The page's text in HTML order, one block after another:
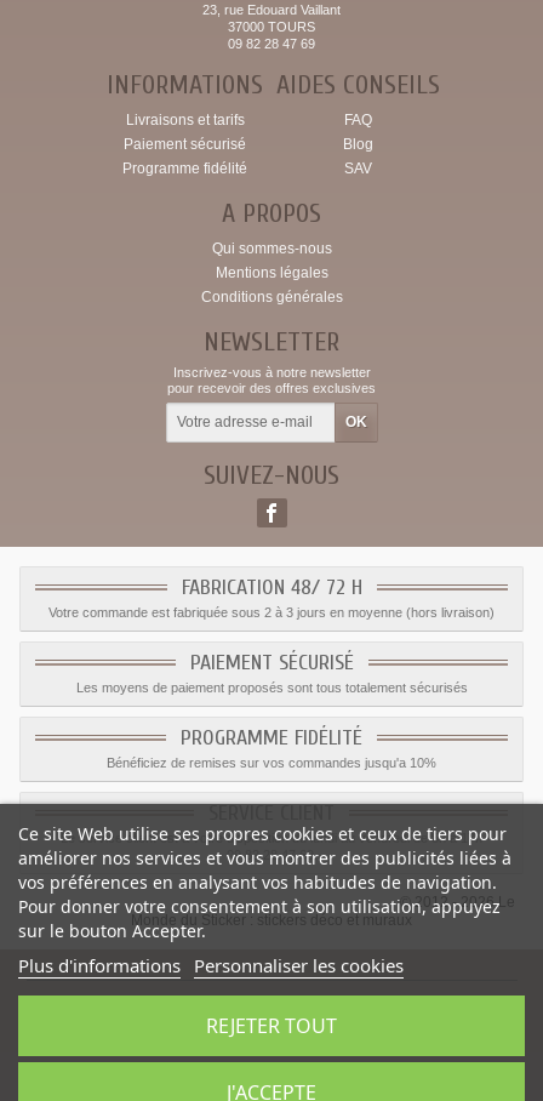
23, rue Edouard Vaillant
37000 TOURS
09 82 28 47 69
INFORMATIONS
Livraisons et tarifs
Paiement sécurisé
Programme fidélité
AIDES CONSEILS
FAQ
Blog
SAV
A PROPOS
Qui sommes-nous
Mentions légales
Conditions générales
NEWSLETTER
Inscrivez-vous à notre newsletter
pour recevoir des offres exclusives
SUIVEZ-NOUS
FABRICATION 48/ 72 H
Votre commande est fabriquée sous 2 à 3 jours en moyenne (hors livraison)
PAIEMENT SÉCURISÉ
Les moyens de paiement proposés sont tous totalement sécurisés
PROGRAMME FIDÉLITÉ
Bénéficiez de remises sur vos commandes jusqu'a 10%
Le service client est a votre disposition du lundi au vendredi de 8h à 17h
09.82.28.47.69.
© 2012 - 2026 Le
Monde du Sticker :
stickers déco et muraux
Catégorie:Stickers Sports
Ce site Web utilise ses propres cookies et ceux de tiers pour
améliorer nos services et vous montrer des publicités liées à
vos préférences en analysant vos habitudes de navigation.
Pour donner votre consentement à son utilisation, appuyez
sur le bouton Accepter.
Plus d'informations Personnaliser les cookies
REJETER TOUT
J'ACCEPTE